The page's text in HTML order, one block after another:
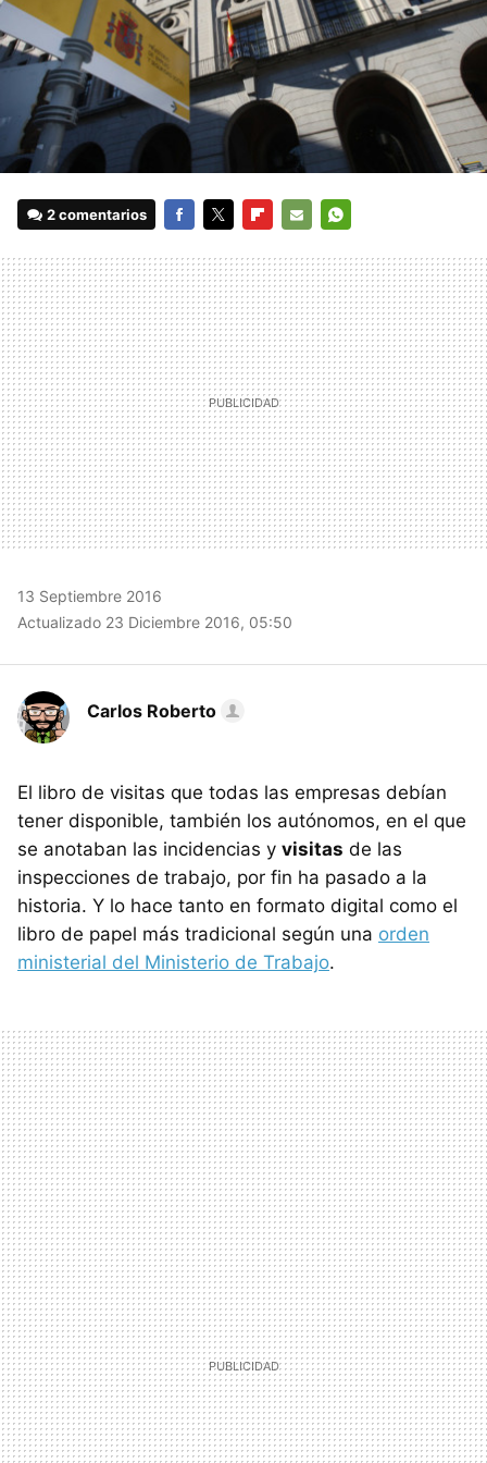
2 comentarios
MAIL
13 Septiembre 2016
Actualizado 23 Diciembre 2016, 05:50
Carlos Roberto
El libro de visitas que todas las empresas debían
tener disponible, también los autónomos, en el que
se anotaban las incidencias y visitas de las
inspecciones de trabajo, por fin ha pasado a la
historia. Y lo hace tanto en formato digital como el
libro de papel más tradicional según una orden
ministerial del Ministerio de Trabajo.